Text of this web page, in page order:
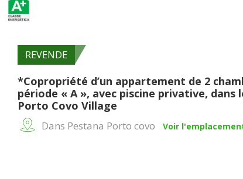
REVENDE
*Copropriété d’un appartement de 2
période « A », avec piscine privative,
Porto Covo Village
Dans Pestana Porto covo Voir